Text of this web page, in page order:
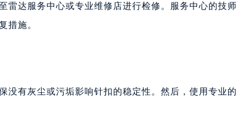
达服务中心或专业维修店进行检修。服务中心的技师
措施。
有灰尘或污垢影响针扣的稳定性。然后，使用专业的